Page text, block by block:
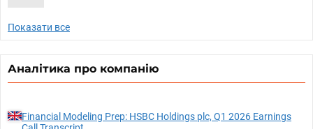
Показати все
Аналітика про компанію
Financial Modeling Prep: HSBC Holdings plc, Q1 2026 Earnings